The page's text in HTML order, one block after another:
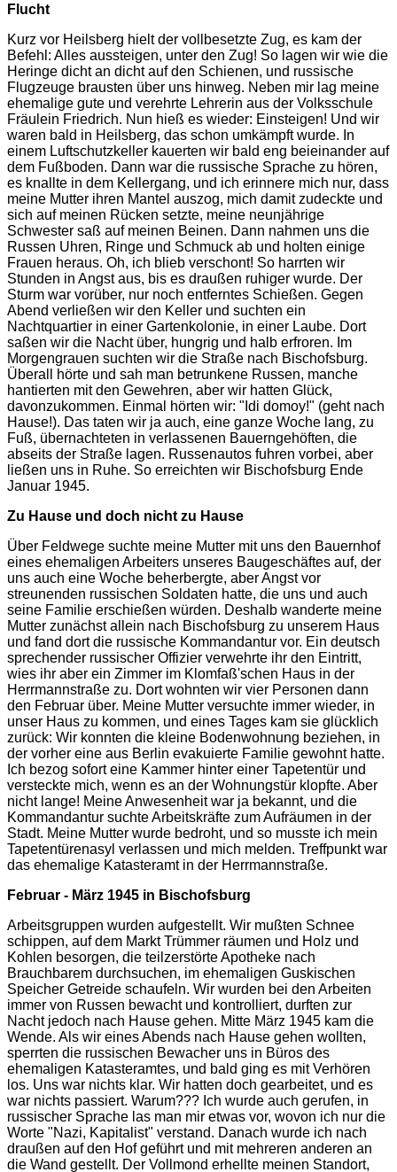
Flucht
Kurz vor Heilsberg hielt der vollbesetzte Zug, es kam der
Befehl: Alles aussteigen, unter den Zug! So lagen wir wie die
Heringe dicht an dicht auf den Schienen, und russische
Flugzeuge brausten über uns hinweg. Neben mir lag meine
ehemalige gute und verehrte Lehrerin aus der Volksschule
Fräulein Friedrich. Nun hieß es wieder: Einsteigen! Und wir
waren bald in Heilsberg, das schon umkämpft wurde. In
einem Luftschutzkeller kauerten wir bald eng beieinander auf
dem Fußboden. Dann war die russische Sprache zu hören,
es knallte in dem Kellergang, und ich erinnere mich nur, dass
meine Mutter ihren Mantel auszog, mich damit zudeckte und
sich auf meinen Rücken setzte, meine neunjährige
Schwester saß auf meinen Beinen. Dann nahmen uns die
Russen Uhren, Ringe und Schmuck ab und holten einige
Frauen heraus. Oh, ich blieb verschont! So harrten wir
Stunden in Angst aus, bis es draußen ruhiger wurde. Der
Sturm war vorüber, nur noch entferntes Schießen. Gegen
Abend verließen wir den Keller und suchten ein
Nachtquartier in einer Gartenkolonie, in einer Laube. Dort
saßen wir die Nacht über, hungrig und halb erfroren. Im
Morgengrauen suchten wir die Straße nach Bischofsburg.
Überall hörte und sah man betrunkene Russen, manche
hantierten mit den Gewehren, aber wir hatten Glück,
davonzukommen. Einmal hörten wir: "Idi domoy!" (geht nach
Hause!). Das taten wir ja auch, eine ganze Woche lang, zu
Fuß, übernachteten in verlassenen Bauerngehöften, die
abseits der Straße lagen. Russenautos fuhren vorbei, aber
ließen uns in Ruhe. So erreichten wir Bischofsburg Ende
Januar 1945.
Zu Hause und doch nicht zu Hause
Über Feldwege suchte meine Mutter mit uns den Bauernhof
eines ehemaligen Arbeiters unseres Baugeschäftes auf, der
uns auch eine Woche beherbergte, aber Angst vor
streunenden russischen Soldaten hatte, die uns und auch
seine Familie erschießen würden. Deshalb wanderte meine
Mutter zunächst allein nach Bischofsburg zu unserem Haus
und fand dort die russische Kommandantur vor. Ein deutsch
sprechender russischer Offizier verwehrte ihr den Eintritt,
wies ihr aber ein Zimmer im Klomfaß'schen Haus in der
Herrmannstraße zu. Dort wohnten wir vier Personen dann
den Februar über. Meine Mutter versuchte immer wieder, in
unser Haus zu kommen, und eines Tages kam sie glücklich
zurück: Wir konnten die kleine Bodenwohnung beziehen, in
der vorher eine aus Berlin evakuierte Familie gewohnt hatte.
Ich bezog sofort eine Kammer hinter einer Tapetentür und
versteckte mich, wenn es an der Wohnungstür klopfte. Aber
nicht lange! Meine Anwesenheit war ja bekannt, und die
Kommandantur suchte Arbeitskräfte zum Aufräumen in der
Stadt. Meine Mutter wurde bedroht, und so musste ich mein
Tapetentürenasyl verlassen und mich melden. Treffpunkt war
das ehemalige Katasteramt in der Herrmannstraße.
Februar - März 1945 in Bischofsburg
Arbeitsgruppen wurden aufgestellt. Wir mußten Schnee
schippen, auf dem Markt Trümmer räumen und Holz und
Kohlen besorgen, die teilzerstörte Apotheke nach
Brauchbarem durchsuchen, im ehemaligen Guskischen
Speicher Getreide schaufeln. Wir wurden bei den Arbeiten
immer von Russen bewacht und kontrolliert, durften zur
Nacht jedoch nach Hause gehen. Mitte März 1945 kam die
Wende. Als wir eines Abends nach Hause gehen wollten,
sperrten die russischen Bewacher uns in Büros des
ehemaligen Katasteramtes, und bald ging es mit Verhören
los. Uns war nichts klar. Wir hatten doch gearbeitet, und es
war nichts passiert. Warum??? Ich wurde auch gerufen, in
russischer Sprache las man mir etwas vor, wovon ich nur die
Worte "Nazi, Kapitalist" verstand. Danach wurde ich nach
draußen auf den Hof geführt und mit mehreren anderen an
die Wand gestellt. Der Vollmond erhellte meinen Standort,